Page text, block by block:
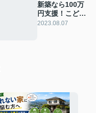
新築なら100万
円支援！こども
エコすまい支援
2023.08.07